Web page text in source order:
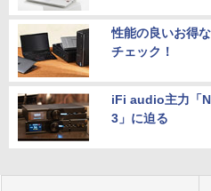
性能の良いお得
チェック！
iFi audio主力「
3」に迫る